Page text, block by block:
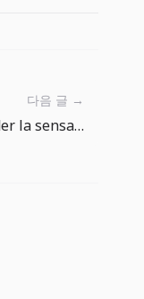
다음 글 →
Localiser The Big One : garder la sensation de pêche dans 15 langues